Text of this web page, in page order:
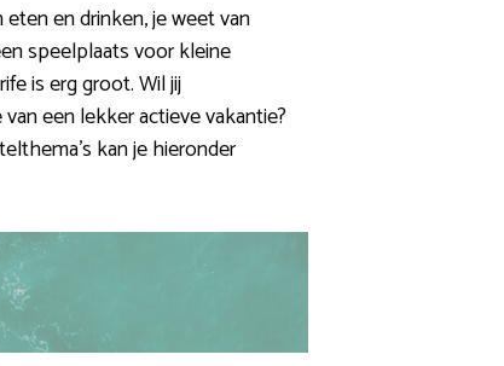
en drinken, je weet van
speelplaats voor kleine
is erg groot. Wil jij
een lekker actieve vakantie?
kan je hieronder